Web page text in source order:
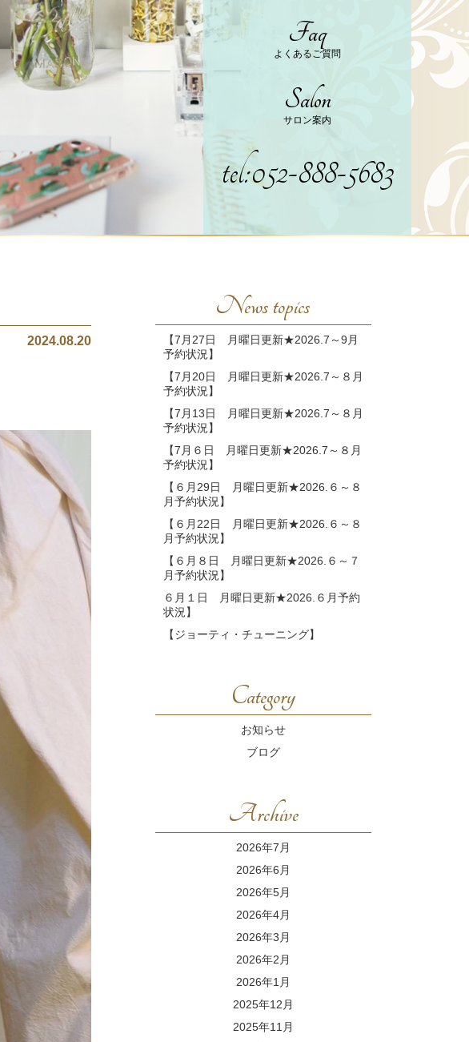
Faq
よくあるご質問
Salon
サロン案内
tel:052-888-5683
2024.08.20
News topics
【7月27日 月曜日更新★2026.7～9月
予約状況】
【7月20日 月曜日更新★2026.7～８月
予約状況】
【7月13日 月曜日更新★2026.7～８月
予約状況】
【7月６日 月曜日更新★2026.7～８月
予約状況】
【６月29日 月曜日更新★2026.６～８
月予約状況】
【６月22日 月曜日更新★2026.６～８
月予約状況】
【６月８日 月曜日更新★2026.６～７
月予約状況】
６月１日 月曜日更新★2026.６月予約
状況】
【ジョーティ・チューニング】
Category
お知らせ
ブログ
Archive
2026年7月
2026年6月
2026年5月
2026年4月
2026年3月
2026年2月
2026年1月
2025年12月
2025年11月